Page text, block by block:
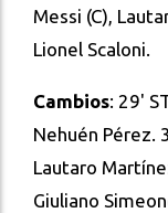
Messi (C),
Lionel Scaloni.
Cambios: 29'
Nehuén Pérez.
Lautaro
Giuliano